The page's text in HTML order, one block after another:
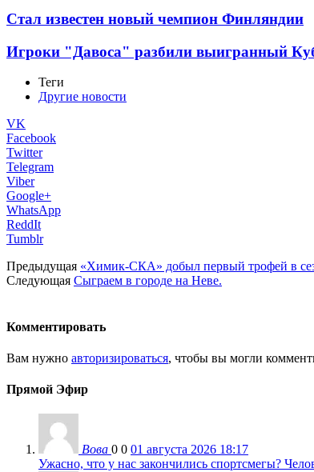
Стал известен новый чемпион Финляндии
Игроки "Давоса" разбили выигранный
Теги
Другие новости
VK
Facebook
Twitter
Telegram
Viber
Google+
WhatsApp
ReddIt
Tumblr
Предыдущая «Химик-СКА» добыл первый трофей в
Следующая Сыграем в городе на Неве.
Комментировать
Вам нужно авторизироваться, чтобы вы могли
Прямой Эфир
Вова 0 0 01 августа 2026 18:17
Ужасно, что у нас закончились спортсмегы?